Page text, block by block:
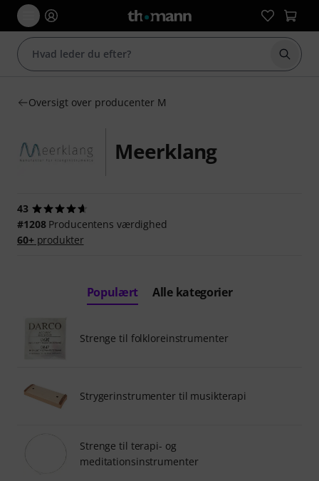
Start
Oversigt over producenter M
Meerklang
43
#1208Producentens værdighed
60+produkter
Populært Alle kategorier
Strenge til folkloreinstrumenter
Strygerinstrumenter til musikterapi
Strenge til terapi- og
meditationsinstrumenter